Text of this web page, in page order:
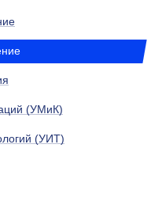
(УМиК)
(УИТ)